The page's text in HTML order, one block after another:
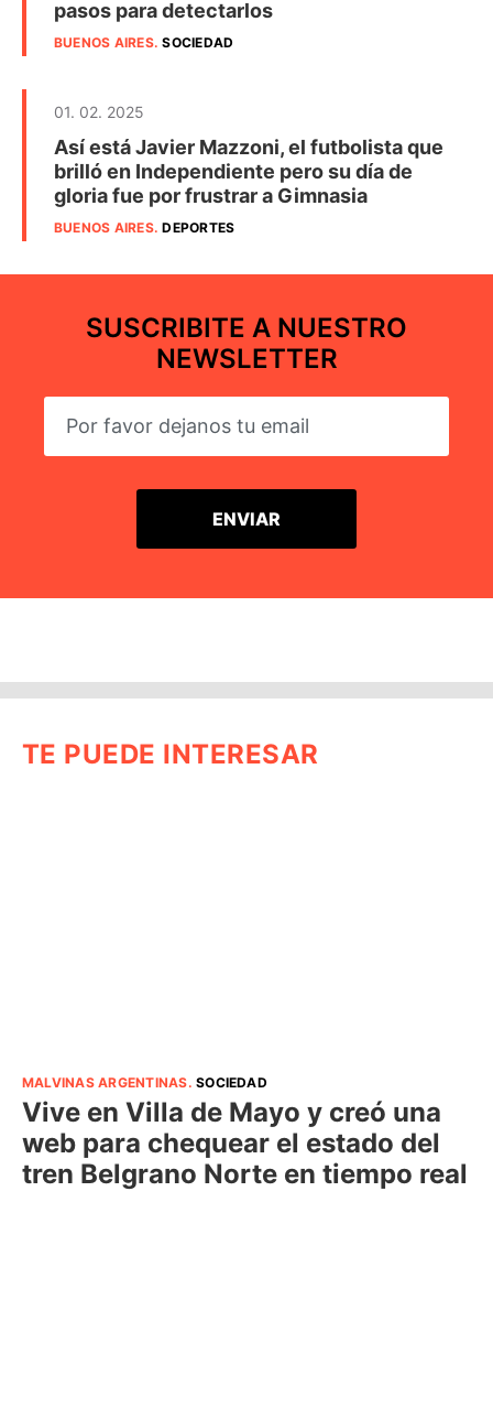
pasos para detectarlos
BUENOS AIRES.SOCIEDAD
01. 02. 2025
Así está Javier Mazzoni, el futbolista que
brilló en Independiente pero su día de
gloria fue por frustrar a Gimnasia
BUENOS AIRES.DEPORTES
SUSCRIBITE A NUESTRO
NEWSLETTER
TE PUEDE INTERESAR
MALVINAS ARGENTINAS.SOCIEDAD
Vive en Villa de Mayo y creó una
web para chequear el estado del
tren Belgrano Norte en tiempo real